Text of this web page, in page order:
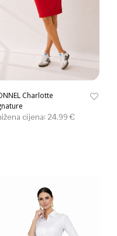
Charlotte
cijena: 24.99€